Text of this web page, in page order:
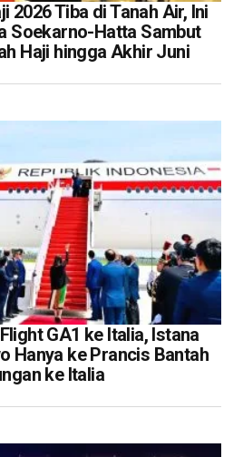
2026 Tiba di Tanah Air, Ini
Soekarno-Hatta Sambut
Haji hingga Akhir Juni
GA1 ke Italia, Istana
Hanya ke Prancis Bantah
ke Italia